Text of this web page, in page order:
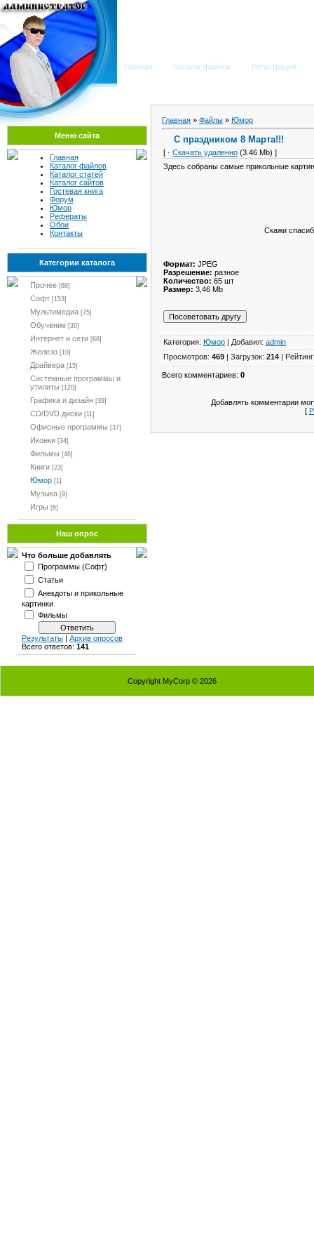
Главная Каталог файлов Регистрация
Меню сайта
Главная
Каталог файлов
Каталог статей
Каталог сайтов
Гостевая книга
Форум
Юмор
Рефераты
Обои
Контакты
Категории каталога
Прочее [68]
Софт [153]
Мультимедиа [75]
Обучение [30]
Интернет и сети [66]
Железо [10]
Драйвера [15]
Системные программы и
утилиты [120]
Графика и дизайн [39]
CD/DVD диски [11]
Офисные программы [37]
Иконки [34]
Фильмы [46]
Книги [23]
Юмор [1]
Музыка [9]
Игры [6]
Наш опрос
Что больше добавлять
Программы (Софт)
Статьи
Анекдоты и прикольные
картинки
Фильмы
Результаты | Архив опросов
Всего ответов: 141
Главная » Файлы » Юмор
С праздником 8 Марта!!!
[ · Скачать удаленно (3.46 Mb) ]
Здесь собраны самые прикольные
Скажи
Формат: JPEG
Разрешение: разное
Количество: 65 шт
Размер: 3,46 Mb
Категория: Юмор | Добавил: admin
Просмотров: 469 | Загрузок: 214 |
Всего комментариев: 0
Добавлять комментарии
[
Copyright MyCorp © 2026